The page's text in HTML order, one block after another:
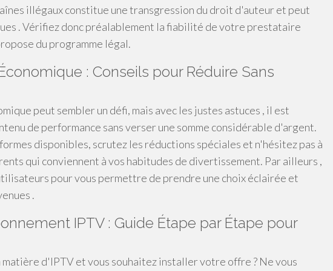
illégaux constitue une transgression du droit d'auteur et peut
. Vérifiez donc préalablement la fiabilité de votre prestataire
du programme légal.
: Conseils pour Réduire Sans
peut sembler un défi, mais avec les justes astuces , il est
de performance sans verser une somme considérable d'argent.
disponibles, scrutez les réductions spéciales et n'hésitez pas à
qui conviennent à vos habitudes de divertissement. Par ailleurs ,
pour vous permettre de prendre une choix éclairée et
.
IPTV : Guide Étape par Étape pour
matière d'IPTV et vous souhaitez installer votre offre ? Ne vous